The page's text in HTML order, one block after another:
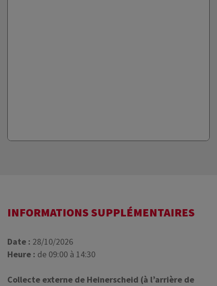
INFORMATIONS SUPPLÉMENTAIRES
Date : 28/10/2026
Heure : de 09:00 à 14:30
Collecte externe de Heinerscheid (à l’arrière de